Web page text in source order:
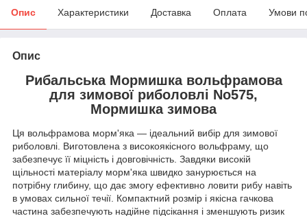
Опис Характеристики Доставка Оплата Умови
Опис
Рибальська Мормишка вольфрамова
для зимової риболовлі No575,
Мормишка зимова
Ця вольфрамова морм'яка — ідеальний вибір для зимової
риболовлі. Виготовлена з високоякісного вольфраму, що
забезпечує її міцність і довговічність. Завдяки високій
щільності матеріалу морм'яка швидко занурюється на
потрібну глибину, що дає змогу ефективно ловити рибу навіть
в умовах сильної течії. Компактний розмір і якісна гачкова
частина забезпечують надійне підсікання і зменшують ризик